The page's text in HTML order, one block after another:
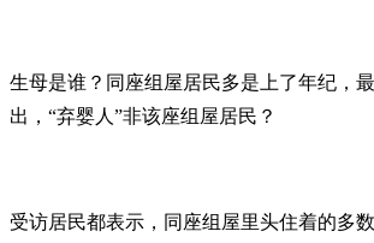
生母是谁？同座组屋居民多是上了年纪，
出，“弃婴人”非该座组屋居民？
受访居民都表示，同座组屋里头住着的多